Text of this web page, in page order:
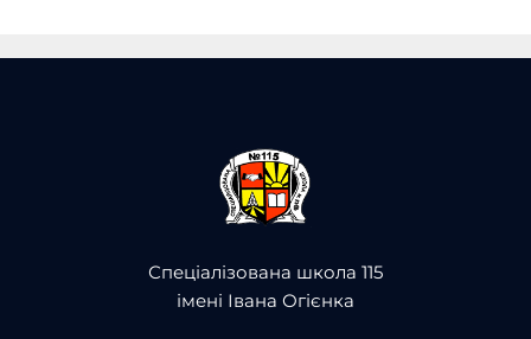
Спеціалізована школа 115
імені Івана Огієнка